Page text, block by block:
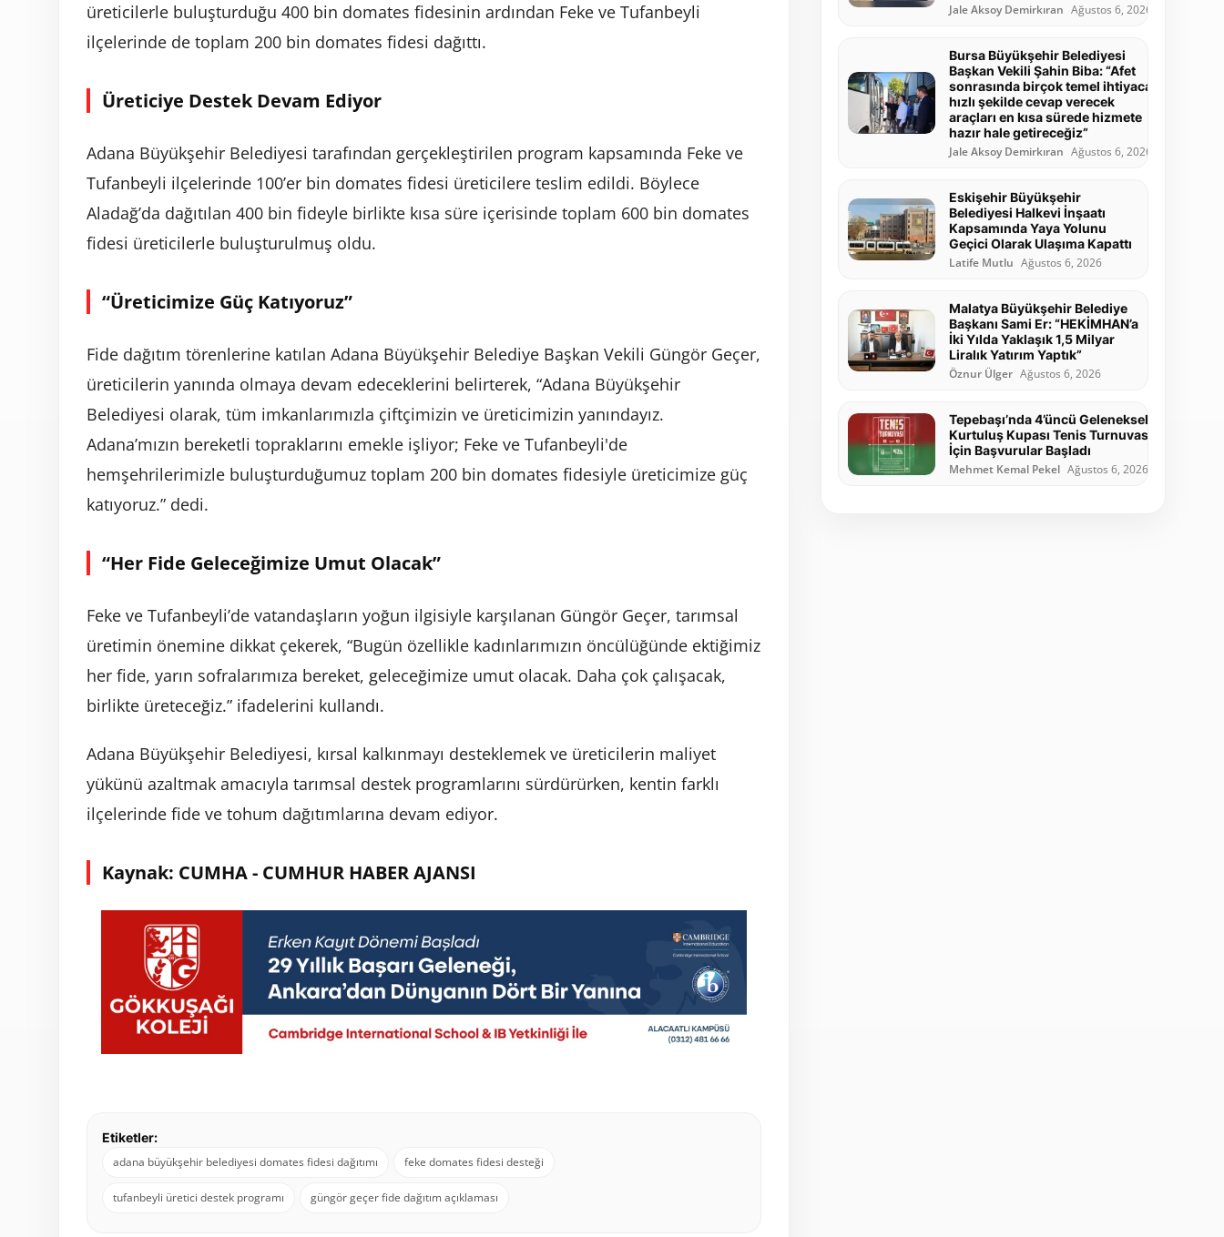
üreticilerle buluşturduğu 400 bin domates fidesinin ardından Feke ve Tufanbeyli
ilçelerinde de toplam 200 bin domates fidesi dağıttı.
Üreticiye Destek Devam Ediyor
Adana Büyükşehir Belediyesi tarafından gerçekleştirilen program kapsamında Feke ve
Tufanbeyli ilçelerinde 100’er bin domates fidesi üreticilere teslim edildi. Böylece
Aladağ’da dağıtılan 400 bin fideyle birlikte kısa süre içerisinde toplam 600 bin domates
fidesi üreticilerle buluşturulmuş oldu.
“Üreticimize Güç Katıyoruz”
Fide dağıtım törenlerine katılan Adana Büyükşehir Belediye Başkan Vekili Güngör Geçer,
üreticilerin yanında olmaya devam edeceklerini belirterek, “Adana Büyükşehir
Belediyesi olarak, tüm imkanlarımızla çiftçimizin ve üreticimizin yanındayız.
Adana’mızın bereketli topraklarını emekle işliyor; Feke ve Tufanbeyli'de
hemşehrilerimizle buluşturduğumuz toplam 200 bin domates fidesiyle üreticimize güç
katıyoruz.” dedi.
“Her Fide Geleceğimize Umut Olacak”
Feke ve Tufanbeyli’de vatandaşların yoğun ilgisiyle karşılanan Güngör Geçer, tarımsal
üretimin önemine dikkat çekerek, “Bugün özellikle kadınlarımızın öncülüğünde ektiğimiz
her fide, yarın sofralarımıza bereket, geleceğimize umut olacak. Daha çok çalışacak,
birlikte üreteceğiz.” ifadelerini kullandı.
Adana Büyükşehir Belediyesi, kırsal kalkınmayı desteklemek ve üreticilerin maliyet
yükünü azaltmak amacıyla tarımsal destek programlarını sürdürürken, kentin farklı
ilçelerinde fide ve tohum dağıtımlarına devam ediyor.
Kaynak: CUMHA - CUMHUR HABER AJANSI
Etiketler:
adana büyükşehir belediyesi domates fidesi dağıtımı
feke domates fidesi desteği
tufanbeyli üretici destek programı güngör geçer fide dağıtım açıklaması
Jale Aksoy Demirkıran Ağustos 6, 2026
Bursa Büyükşehir Belediyesi
Başkan Vekili Şahin Biba: “Afet
sonrasında birçok temel ihtiyaca
hızlı şekilde cevap verecek
araçları en kısa sürede hizmete
hazır hale getireceğiz”
Jale Aksoy Demirkıran Ağustos 6, 2026
Eskişehir Büyükşehir
Belediyesi Halkevi İnşaatı
Kapsamında Yaya Yolunu
Geçici Olarak Ulaşıma Kapattı
Latife Mutlu Ağustos 6, 2026
Malatya Büyükşehir Belediye
Başkanı Sami Er: “HEKİMHAN’a
İki Yılda Yaklaşık 1,5 Milyar
Liralık Yatırım Yaptık”
Öznur Ülger Ağustos 6, 2026
Tepebaşı’nda 4’üncü Geleneksel
Kurtuluş Kupası Tenis Turnuvası
İçin Başvurular Başladı
Mehmet Kemal Pekel Ağustos 6, 2026